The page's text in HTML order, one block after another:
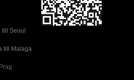
till Seoul
till Malaga